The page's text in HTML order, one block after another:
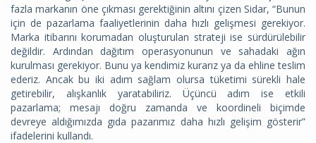
fazla markanın öne çıkması gerektiğinin altını çizen Sidar, “Bunun
için de pazarlama faaliyetlerinin daha hızlı gelişmesi gerekiyor.
Marka itibarını korumadan oluşturulan strateji ise sürdürülebilir
değildir. Ardından dağıtım operasyonunun ve sahadaki ağın
kurulması gerekiyor. Bunu ya kendimiz kurarız ya da ehline teslim
ederiz. Ancak bu iki adım sağlam olursa tüketimi sürekli hale
getirebilir, alışkanlık yaratabiliriz. Üçüncü adım ise etkili
pazarlama; mesajı doğru zamanda ve koordineli biçimde
devreye aldığımızda gıda pazarımız daha hızlı gelişim gösterir”
ifadelerini kullandı.